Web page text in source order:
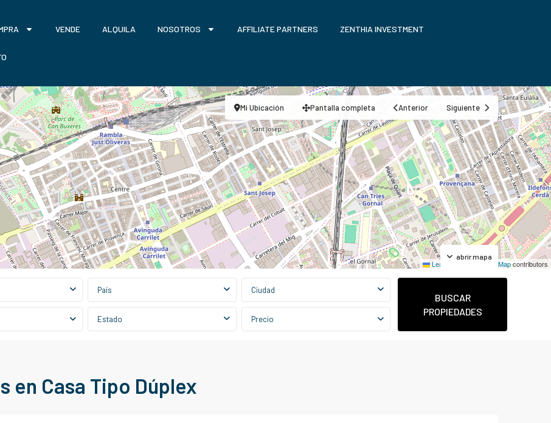
VENDE ALQUILA NOSOTROS AFFILIATE PARTNERS ZENTHIA INVESTMENT
Leaflet OpenStreetMapcontributors
abrir mapa
Mi Ubicación Pantalla completa Anterior Siguiente
País Ciudad
Estado Precio
BUSCAR
PROPIEDADES
en Casa Tipo Dúplex